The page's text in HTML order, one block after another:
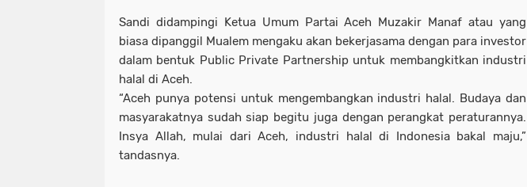
Sandi didampingi Ketua Umum Partai Aceh Muzakir Manaf atau yang
biasa dipanggil Mualem mengaku akan bekerjasama dengan para investor
dalam bentuk Public Private Partnership untuk membangkitkan industri
halal di Aceh.
“Aceh punya potensi untuk mengembangkan industri halal. Budaya dan
masyarakatnya sudah siap begitu juga dengan perangkat peraturannya.
Insya Allah, mulai dari Aceh, industri halal di Indonesia bakal maju,”
tandasnya.